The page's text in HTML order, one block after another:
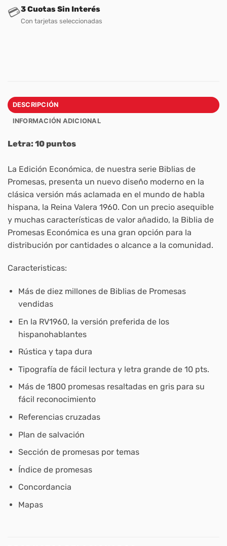
💳3 Cuotas Sin Interés
Con tarjetas seleccionadas
DESCRIPCIÓN
INFORMACIÓN ADICIONAL
Letra: 10 puntos
La Edición Económica, de nuestra serie Biblias de
Promesas, presenta un nuevo diseño moderno en la
clásica versión más aclamada en el mundo de habla
hispana, la Reina Valera 1960. Con un precio asequible
y muchas características de valor añadido, la Biblia de
Promesas Económica es una gran opción para la
distribución por cantidades o alcance a la comunidad.
Caracteristicas:
Más de diez millones de Biblias de Promesas
vendidas
En la RV1960, la versión preferida de los
hispanohablantes
Rústica y tapa dura
Tipografía de fácil lectura y letra grande de 10 pts.
Más de 1800 promesas resaltadas en gris para su
fácil reconocimiento
Referencias cruzadas
Plan de salvación
Sección de promesas por temas
Índice de promesas
Concordancia
Mapas